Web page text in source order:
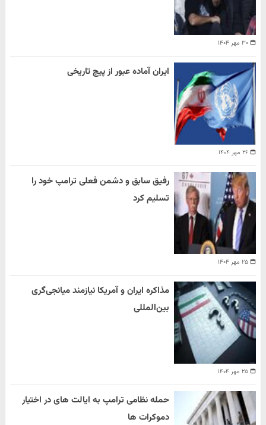
۳۰ مهر ۱۴۰۴
۲۶ مهر ۱۴۰۴
ایران آماده عبور از پیچ تاریخی
۲۵ مهر ۱۴۰۴
رفیق سابق و دشمن فعلی ترامپ خود را
تسلیم کرد
۲۵ مهر ۱۴۰۴
مذاکره ایران و آمریکا نیازمند میانجی‌گری
بین‌المللی
حمله نظامی ترامپ به ایالت های در اختیار
دموکرات ها